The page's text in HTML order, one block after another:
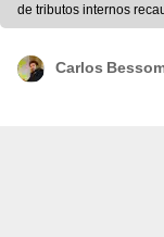
de tributos internos
Carlos